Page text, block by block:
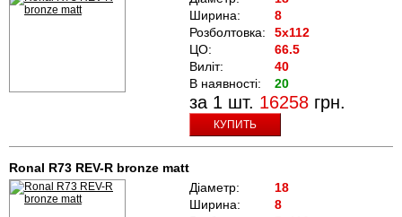
Ширина:
8
Розболтовка:
5x112
ЦО:
66.5
Виліт:
40
В наявності:
20
за 1 шт. 16258 грн.
КУПИТЬ
Ronal R73 REV-R bronze matt
Діаметр:
18
Ширина:
8